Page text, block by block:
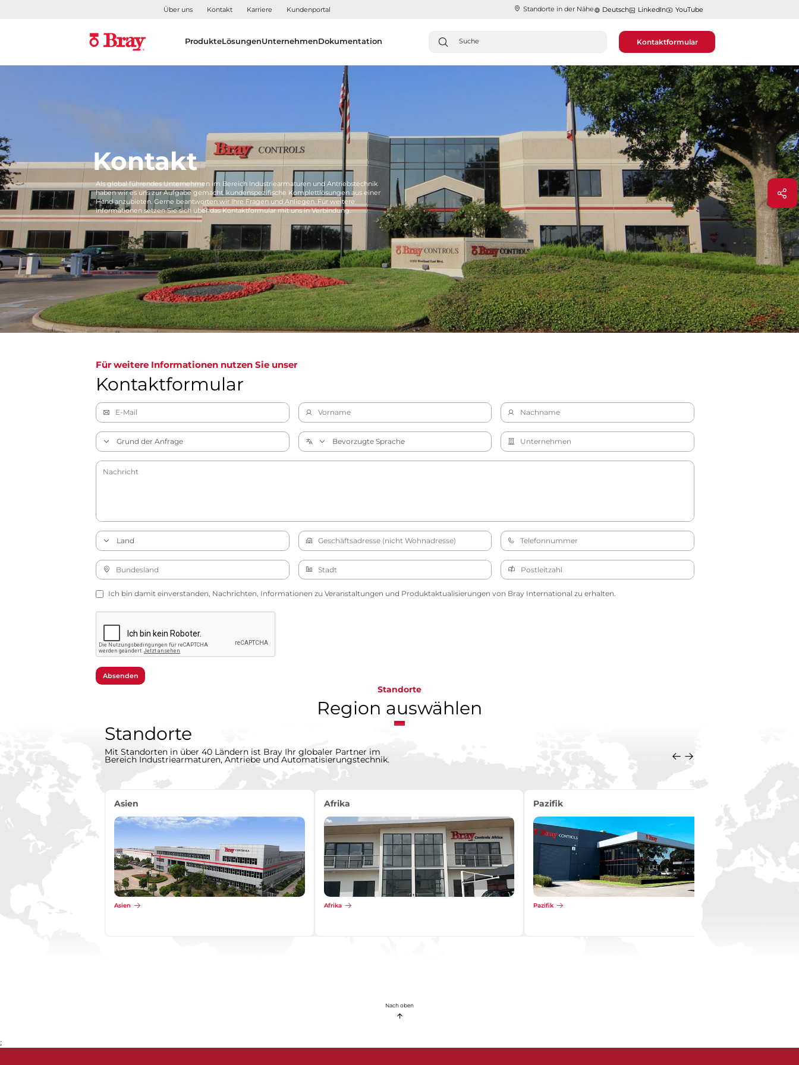
Über uns Kontakt Karriere Kundenportal Standorte in der Nähe​​​​​​​ Deutsch LinkedIn YouTube
ProdukteLösungenUnternehmenDokumentation Kontaktformular
Kontakt
Als global führendes Unternehmen im Bereich Industriearmaturen und Antriebstechnik
haben wir es uns zur Aufgabe gemacht, kundenspezifische Komplettlösungen aus einer
Hand anzubieten. Gerne beantworten wir Ihre Fragen und Anliegen. Für weitere
Informationen setzen Sie sich über das Kontaktformular mit uns in Verbindung.
Für weitere Informationen nutzen Sie unser
Kontaktformular
Ich bin damit einverstanden, Nachrichten, Informationen zu Veranstaltungen und Produktaktualisierungen von Bray International zu erhalten.
Absenden
Standorte
Region auswählen
Standorte
Mit Standorten in über 40 Ländern ist Bray Ihr globaler Partner im
Bereich Industriearmaturen, Antriebe und Automatisierungstechnik.
Asien
Asien
Afrika
Afrika
Pazifik
Pazifik
Nach oben
;